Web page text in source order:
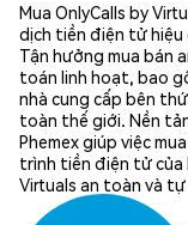
Mua OnlyCalls by
dịch tiền điện tử
Tận hưởng mua bán
toán linh hoạt, bao
nhà cung cấp bên
toàn thế giới. Nền
Phemex giúp việc
trình tiền điện tử của
Virtuals an toàn và